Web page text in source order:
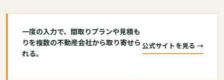
一度の入力で、間取りプランや見積も
りを複数の不動産会社から取り寄せら
れる。
公式サイトを見る →